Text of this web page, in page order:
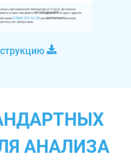
АНАЛИЗА